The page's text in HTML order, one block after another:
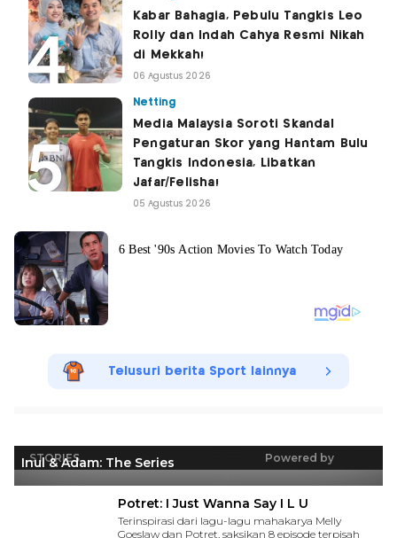
Kabar Bahagia, Pebulu Tangkis Leo
Rolly dan Indah Cahya Resmi Nikah
di Mekkah!
06 Agustus 2026
Netting
Media Malaysia Soroti Skandal
Pengaturan Skor yang Hantam Bulu
Tangkis Indonesia, Libatkan
Jafar/Felisha!
05 Agustus 2026
Telusuri berita Sport lainnya